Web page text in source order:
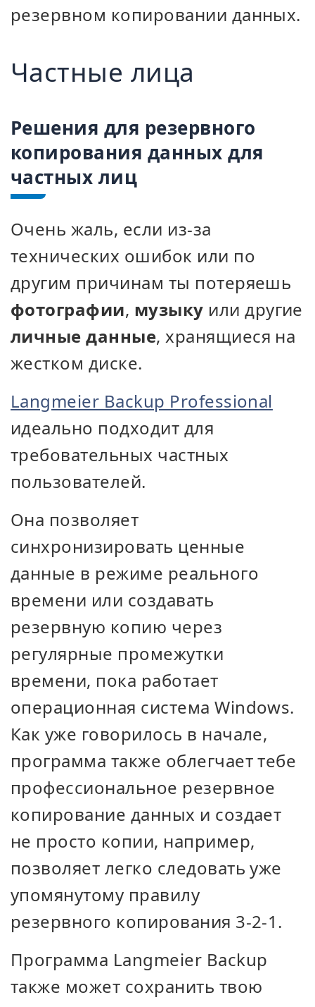
резервном копировании данных.
Частные лица
Решения для резервного
копирования данных для
частных лиц
Очень жаль, если из-за
технических ошибок или по
другим причинам ты потеряешь
фотографии, музыку или другие
личные данные, хранящиеся на
жестком диске.
Langmeier Backup Professional
идеально подходит для
требовательных частных
пользователей.
Она позволяет
синхронизировать ценные
данные в режиме реального
времени или создавать
резервную копию через
регулярные промежутки
времени, пока работает
операционная система Windows.
Как уже говорилось в начале,
программа также облегчает тебе
профессиональное резервное
копирование данных и создает
не просто копии, например,
позволяет легко следовать уже
упомянутому правилу
резервного копирования 3-2-1.
Программа Langmeier Backup
также может сохранить твою